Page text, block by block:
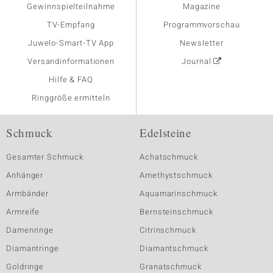
Gewinnspielteilnahme
TV-Empfang
Juwelo-Smart-TV App
Versandinformationen
Hilfe & FAQ
Ringgröße ermitteln
Magazine
Programmvorschau
Newsletter
Journal
Schmuck
Gesamter Schmuck
Anhänger
Armbänder
Armreife
Damenringe
Diamantringe
Goldringe
Edelsteine
Achatschmuck
Amethystschmuck
Aquamarinschmuck
Bernsteinschmuck
Citrinschmuck
Diamantschmuck
Granatschmuck